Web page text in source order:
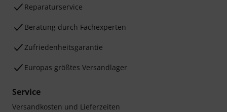
Reparaturservice
Beratung durch Fachexperten
Zufriedenheitsgarantie
Europas größtes Versandlager
Service
Versandkosten und Lieferzeiten